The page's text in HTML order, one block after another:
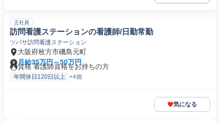
正社員
訪問看護ステーションの看護師/日勤常勤
ツバサ訪問看護ステーション
大阪府枚方市磯島元町
月給35万円～50万円
資格 看護師資格をお持ちの方
年間休日120日以上 +4個
気になる